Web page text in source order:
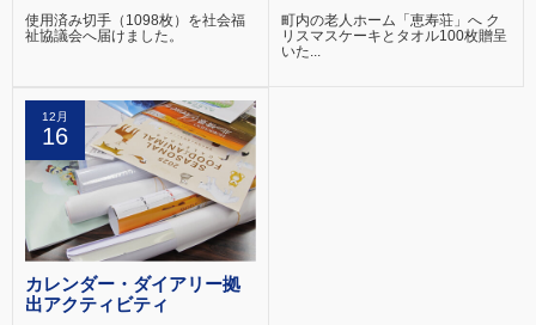
使用済み切手（1098枚）を社会福
祉協議会へ届けました。
町内の老人ホーム「恵寿荘」へ ク
リスマスケーキとタオル100枚贈呈
いた...
12月
16
カレンダー・ダイアリー拠
出アクティビティ